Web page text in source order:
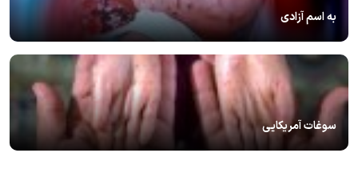
به اسم آزادی
سوغات آمریکایی